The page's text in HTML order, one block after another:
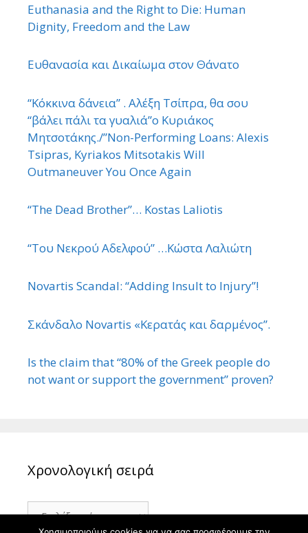
Euthanasia and the Right to Die: Human
Dignity, Freedom and the Law
Ευθανασία και Δικαίωμα στον Θάνατο
“Κόκκινα δάνεια” . Αλέξη Τσίπρα, θα σου
“βάλει πάλι τα γυαλιά”ο Κυριάκος
Μητσοτάκης./”Non-Performing Loans: Alexis
Tsipras, Kyriakos Mitsotakis Will
Outmaneuver You Once Again
“The Dead Brother”… Kostas Laliotis
“Του Νεκρού Αδελφού” …Κώστα Λαλιώτη
Novartis Scandal: “Adding Insult to Injury”!
Σκάνδαλο Novartis «Κερατάς και δαρμένος”.
Is the claim that “80% of the Greek people do
not want or support the government” proven?
Χρονολογική σειρά
Χρονολογική
σειρά